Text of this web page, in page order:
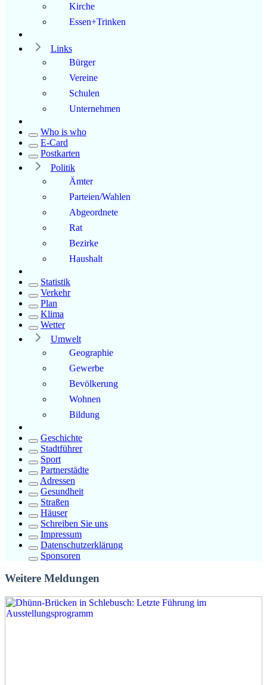
Kirche
Essen+Trinken
Links
Bürger
Vereine
Schulen
Unternehmen
Who is who
E-Card
Postkarten
Politik
Ämter
Parteien/Wahlen
Abgeordnete
Rat
Bezirke
Haushalt
Statistik
Verkehr
Plan
Klima
Wetter
Umwelt
Geographie
Gewerbe
Bevölkerung
Wohnen
Bildung
Geschichte
Stadtführer
Sport
Partnerstädte
Adressen
Gesundheit
Straßen
Häuser
Schreiben Sie uns
Impressum
Datenschutzerklärung
Sponsoren
Weitere Meldungen